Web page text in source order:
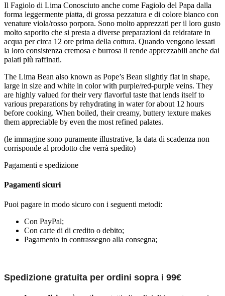
Il Fagiolo di Lima Conosciuto anche come Fagiolo del Papa dalla
forma leggermente piatta, di grossa pezzatura e di colore bianco con
venature viola/rosso porpora. Sono molto apprezzati per il loro gusto
molto saporito che si presta a diverse preparazioni da reidratare in
acqua per circa 12 ore prima della cottura. Quando vengono lessati
la loro consistenza cremosa e burrosa li rende apprezzabili anche dai
palati più raffinati.
The Lima Bean also known as Pope’s Bean slightly flat in shape,
large in size and white in color with purple/red-purple veins. They
are highly valued for their very flavorful taste that lends itself to
various preparations by rehydrating in water for about 12 hours
before cooking. When boiled, their creamy, buttery texture makes
them appreciable by even the most refined palates.
(le immagine sono puramente illustrative, la data di scadenza non
corrisponde al prodotto che verrà spedito)
Pagamenti e spedizione
Pagamenti sicuri
Puoi pagare in modo sicuro con i seguenti metodi:
Con PayPal;
Con carte di di credito o debito;
Pagamento in contrassegno alla consegna;
Spedizione gratuita per ordini sopra i 99€